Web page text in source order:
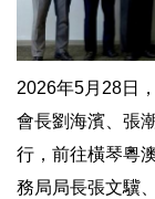
2026年5月28日
會長劉海濱、張
行，前往橫琴粵
務局局長張文驥